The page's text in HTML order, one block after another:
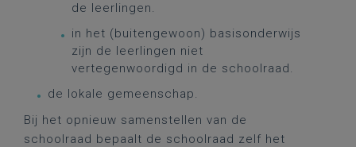
de leerlingen.
in het (buitengewoon) basisonderwijs
zijn de leerlingen niet
vertegenwoordigd in de schoolraad.
de lokale gemeenschap.
Bij het opnieuw samenstellen van de
schoolraad bepaalt de schoolraad zelf het